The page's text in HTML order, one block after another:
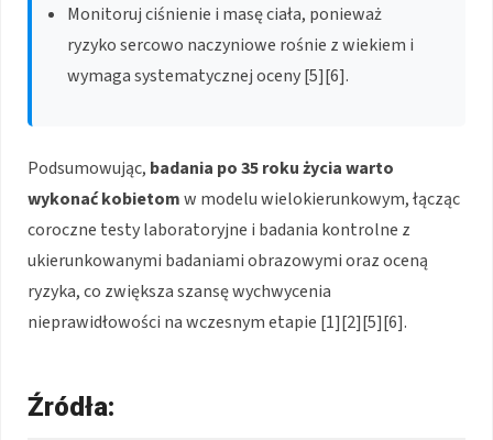
Monitoruj ciśnienie i masę ciała, ponieważ
ryzyko sercowo naczyniowe rośnie z wiekiem i
wymaga systematycznej oceny [5][6].
Podsumowując, badania po 35 roku życia warto
wykonać kobietomw modelu wielokierunkowym, łącząc
coroczne testy laboratoryjne i badania kontrolne z
ukierunkowanymi badaniami obrazowymi oraz oceną
ryzyka, co zwiększa szansę wychwycenia
nieprawidłowości na wczesnym etapie [1][2][5][6].
Źródła: